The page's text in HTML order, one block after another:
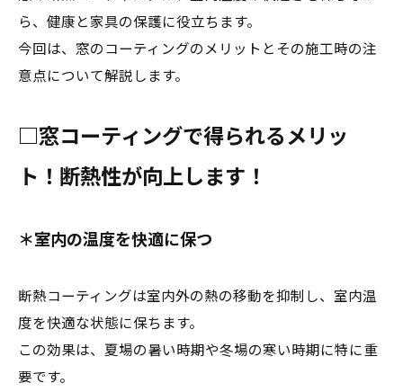
ら、健康と家具の保護に役立ちます。
今回は、窓のコーティングのメリットとその施工時の注
意点について解説します。
□窓コーティングで得られるメリッ
ト！断熱性が向上します！
＊室内の温度を快適に保つ
断熱コーティングは室内外の熱の移動を抑制し、室内温
度を快適な状態に保ちます。
この効果は、夏場の暑い時期や冬場の寒い時期に特に重
要です。